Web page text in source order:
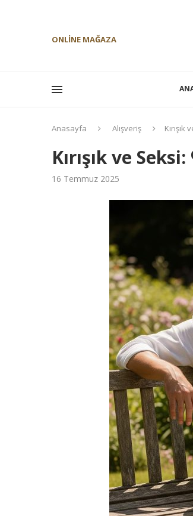
ONLINE MAĞAZA
Anasayfa Alışveriş
Kırışık ve
16 Temmuz 2025